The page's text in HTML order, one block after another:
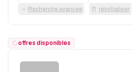
Recherche avancée réinitialiser
offres disponibles